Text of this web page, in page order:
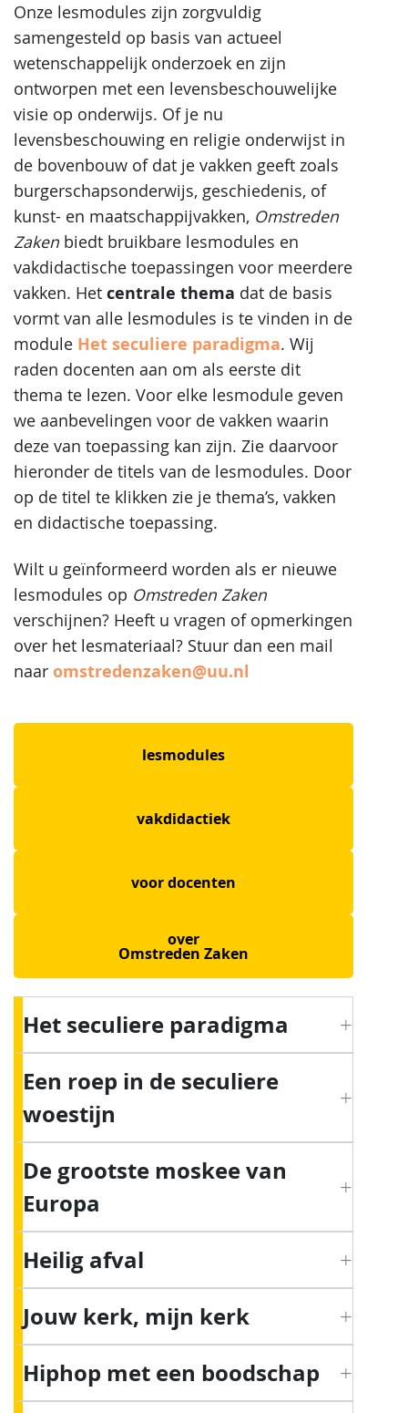
Onze lesmodules zijn zorgvuldig
samengesteld op basis van actueel
wetenschappelijk onderzoek en zijn
ontworpen met een levensbeschouwelijke
visie op onderwijs. Of je nu
levensbeschouwing en religie onderwijst in
de bovenbouw of dat je vakken geeft zoals
burgerschapsonderwijs, geschiedenis, of
kunst- en maatschappijvakken, Omstreden
Zaken biedt bruikbare lesmodules en
vakdidactische toepassingen voor meerdere
vakken. Het centrale thema dat de basis
vormt van alle lesmodules is te vinden in de
module Het seculiere paradigma. Wij
raden docenten aan om als eerste dit
thema te lezen. Voor elke lesmodule geven
we aanbevelingen voor de vakken waarin
deze van toepassing kan zijn. Zie daarvoor
hieronder de titels van de lesmodules. Door
op de titel te klikken zie je thema’s, vakken
en didactische toepassing.
Wilt u geïnformeerd worden als er nieuwe
lesmodules op Omstreden Zaken
verschijnen? Heeft u vragen of opmerkingen
over het lesmateriaal? Stuur dan een mail
naar omstredenzaken@uu.nl
lesmodules
vakdidactiek
voor docenten
over
Omstreden Zaken
Het seculiere paradigma
Een roep in de seculiere
woestijn
De grootste moskee van
Europa
Heilig afval
Jouw kerk, mijn kerk
Hiphop met een boodschap